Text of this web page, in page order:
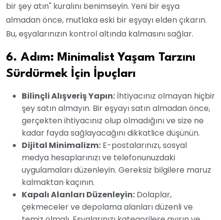
bir şey atın" kuralını benimseyin. Yeni bir eşya
almadan önce, mutlaka eski bir eşyayı elden çıkarın.
Bu, eşyalarınızın kontrol altında kalmasını sağlar.
6. Adım: Minimalist Yaşam Tarzını
Sürdürmek İçin İpuçları
Bilinçli Alışveriş Yapın: İhtiyacınız olmayan hiçbir
şey satın almayın. Bir eşyayı satın almadan önce,
gerçekten ihtiyacınız olup olmadığını ve size ne
kadar fayda sağlayacağını dikkatlice düşünün.
Dijital Minimalizm: E-postalarınızı, sosyal
medya hesaplarınızı ve telefonunuzdaki
uygulamaları düzenleyin. Gereksiz bilgilere maruz
kalmaktan kaçının.
Kapalı Alanları Düzenleyin: Dolaplar,
çekmeceler ve depolama alanları düzenli ve